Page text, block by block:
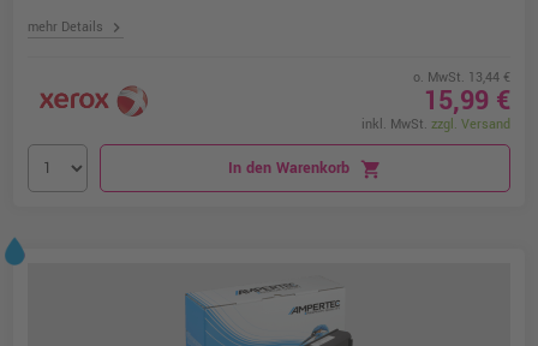
mehr Details chevron_right
o. MwSt. 13,44 €
15,99 €
inkl. MwSt. zzgl. Versand
In den Warenkorb shopping_cart